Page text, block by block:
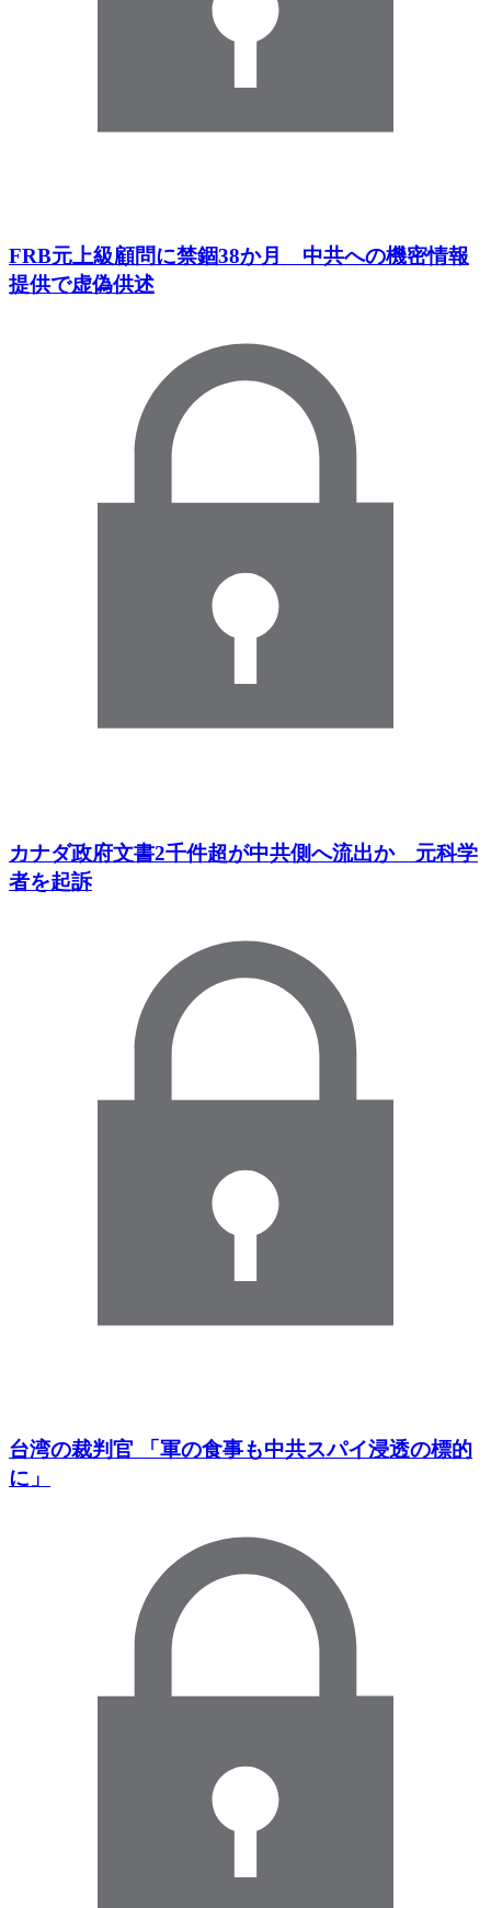
FRB元上級顧問に禁錮38か月 中共への機密情報
提供で虚偽供述
カナダ政府文書2千件超が中共側へ流出か 元科学
者を起訴
台湾の裁判官 「軍の食事も中共スパイ浸透の標的
に」